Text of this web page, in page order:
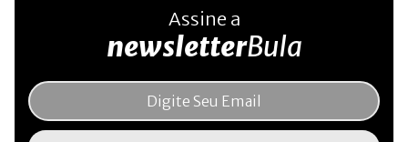
Assine a
newsletterBula